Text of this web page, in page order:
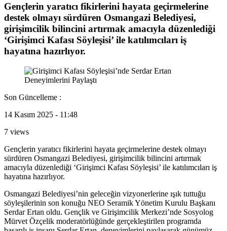
Gençlerin yaratıcı fikirlerini hayata geçirmelerine
destek olmayı sürdüren Osmangazi Belediyesi,
girişimcilik bilincini artırmak amacıyla düzenlediği
‘Girişimci Kafası Söyleşisi’ ile katılımcıları iş
hayatına hazırlıyor.
Son Güncelleme :
14 Kasım 2025 - 11:48
7 views
Gençlerin yaratıcı fikirlerini hayata geçirmelerine destek olmayı
sürdüren Osmangazi Belediyesi, girişimcilik bilincini artırmak
amacıyla düzenlediği ‘Girişimci Kafası Söyleşisi’ ile katılımcıları iş
hayatına hazırlıyor.
Osmangazi Belediyesi’nin geleceğin vizyonerlerine ışık tuttuğu
söyleşilerinin son konuğu NEO Seramik Yönetim Kurulu Başkanı
Serdar Ertan oldu. Gençlik ve Girişimcilik Merkezi’nde Sosyolog
Mürvet Özçelik moderatörlüğünde gerçekleştirilen programda